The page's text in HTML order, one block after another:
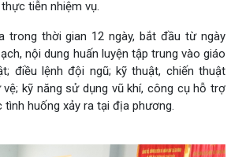
tiễn nhiệm vụ.
trong thời gian 12 ngày, bắt đầu từ ngày
nội dung huấn luyện tập trung vào giáo
điều lệnh đội ngũ; kỹ thuật, chiến thuật
kỹ năng sử dụng vũ khí, công cụ hỗ trợ
tình huống xảy ra tại địa phương.